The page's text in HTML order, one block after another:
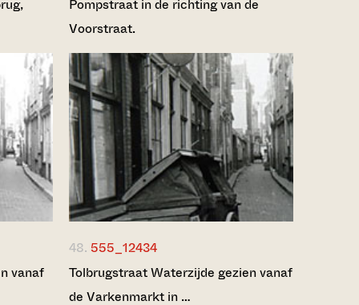
Pompstraat in de richting van de
Voorstraat.
vanaf
48. 555_12434
Tolbrugstraat Waterzijde gezien vanaf
de Varkenmarkt in …